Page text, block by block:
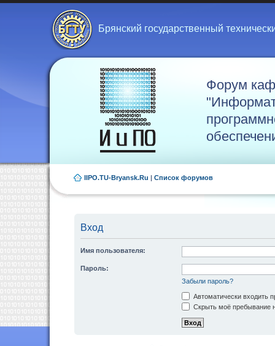
Брянский государственный
Форум
IIPO.TU-Bryansk.Ru | Список форумов
Вход
Имя пользователя:
Пароль:
Забыли пароль?
Автоматически входить
Скрыть моё пребывание